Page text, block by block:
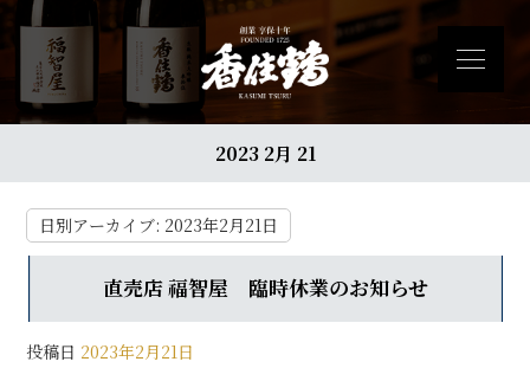
2023 2月 21
日別アーカイブ: 2023年2月21日
直売店 福智屋 臨時休業のお知らせ
投稿日 2023年2月21日